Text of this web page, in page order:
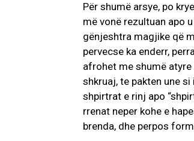
Për shumë arsye, po
më vonë rezultuan apo
gënjeshtra magjike që
pervecse ka enderr,
afrohet me shumë
shkruaj, te pakten une
shpirtrat e rinj apo
rrenat neper kohe e
brenda, dhe perpos